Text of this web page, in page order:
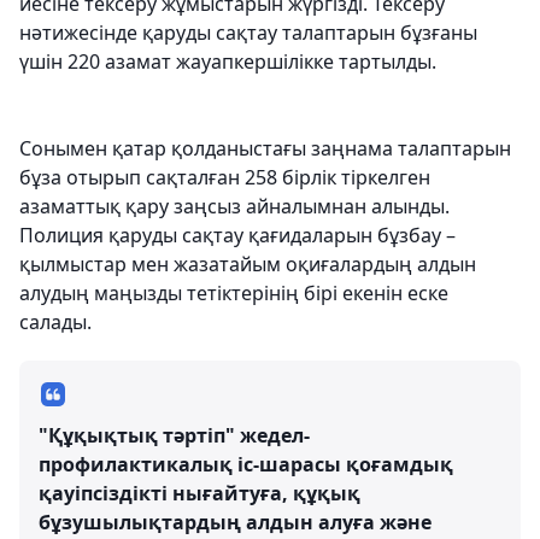
нәтижесінде қаруды сақтау талаптарын бұзғаны
үшін 220 азамат жауапкершілікке тартылды.
Сонымен қатар қолданыстағы заңнама талаптарын
бұза отырып сақталған 258 бірлік тіркелген
азаматтық қару заңсыз айналымнан алынды.
Полиция қаруды сақтау қағидаларын бұзбау –
қылмыстар мен жазатайым оқиғалардың алдын
алудың маңызды тетіктерінің бірі екенін еске
салады.
"Құқықтық тәртіп" жедел-
профилактикалық іс-шарасы қоғамдық
қауіпсіздікті нығайтуға, құқық
бұзушылықтардың алдын алуға және